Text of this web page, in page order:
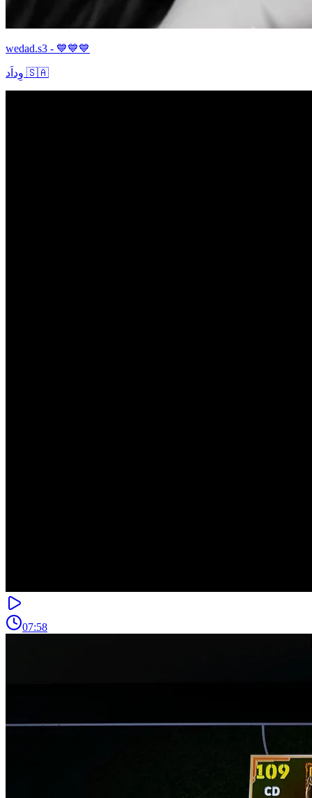
wedad.s3 - 💙💙💙
وِداَد 🇸🇦
07:58